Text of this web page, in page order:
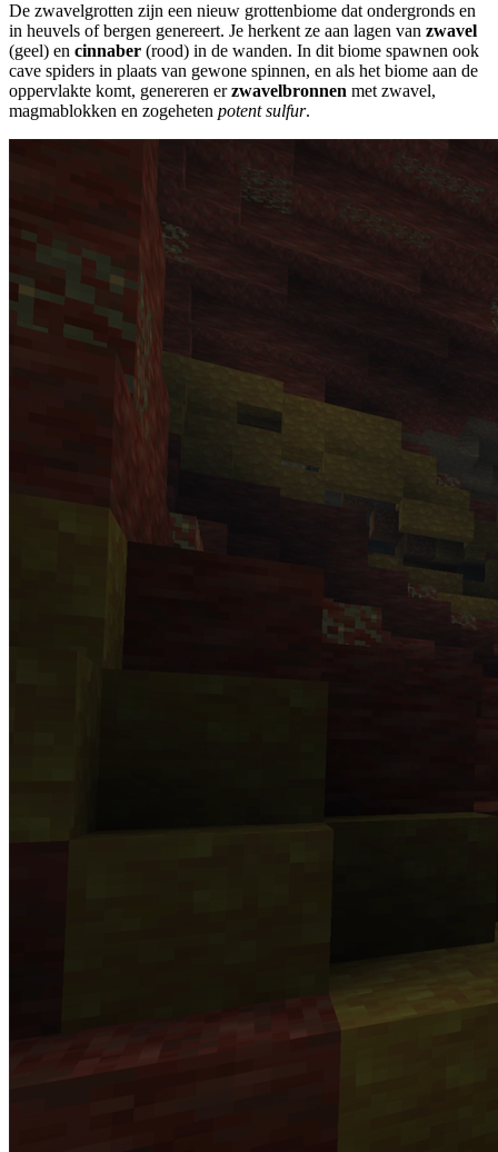
De zwavelgrotten zijn een nieuw grottenbiome dat ondergronds en
in heuvels of bergen genereert. Je herkent ze aan lagen van zwavel
(geel) en cinnaber (rood) in de wanden. In dit biome spawnen ook
cave spiders in plaats van gewone spinnen, en als het biome aan de
oppervlakte komt, genereren erzwavelbronnen met zwavel,
magmablokken en zogeheten potent sulfur.